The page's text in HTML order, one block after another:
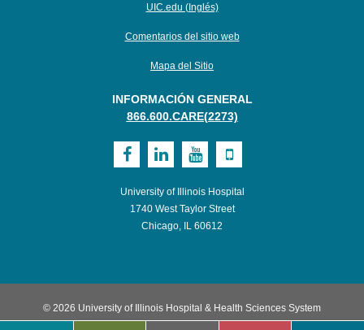
UIC.edu (Inglés)
Comentarios del sitio web
Mapa del Sitio
INFORMACIÓN GENERAL
866.600.CARE(2273)
Visit
Health
on
Visit
Health
on
Visit
Health
on
Visit
Health
University of Illinois Hospital
1740 West Taylor Street
Chicago, IL 60612
© 2026 University of Illinois Hospital & Health Sciences System